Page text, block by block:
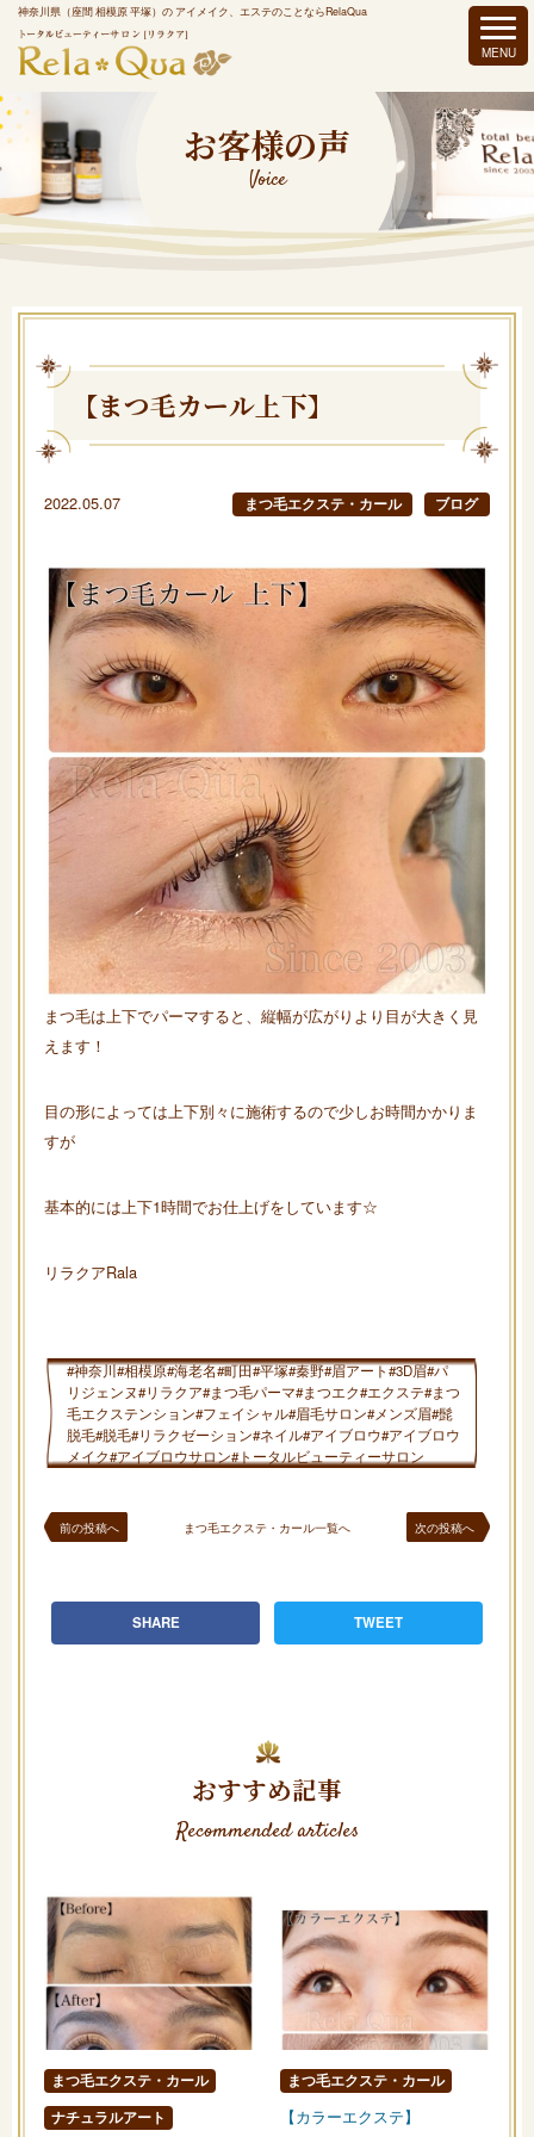
神奈川県（座間 相模原 平塚）の アイメイク、エステのことならRelaQua
お客様の声
Voice
【まつ毛カール上下】
2022.05.07 まつ毛エクステ・カール ブログ
まつ毛は上下でパーマすると、縦幅が広がりより目が大きく見
えます！
目の形によっては上下別々に施術するので少しお時間かかりま
すが
基本的には上下1時間でお仕上げをしています☆
リラクアRala
#神奈川#相模原#海老名#町田#平塚#秦野#眉アート#3D眉#パ
リジェンヌ#リラクア#まつ毛パーマ#まつエク#エクステ#まつ
毛エクステンション#フェイシャル#眉毛サロン#メンズ眉#髭
脱毛#脱毛#リラクゼーション#ネイル#アイブロウ#アイブロウ
メイク#アイブロウサロン#トータルビューティーサロン
前の投稿へ まつ毛エクステ・カール一覧へ 次の投稿へ
SHARE TWEET
おすすめ記事
Recommended articles
まつ毛エクステ・カール
ナチュラルアート
まつ毛エクステ・カール
【カラーエクステ】